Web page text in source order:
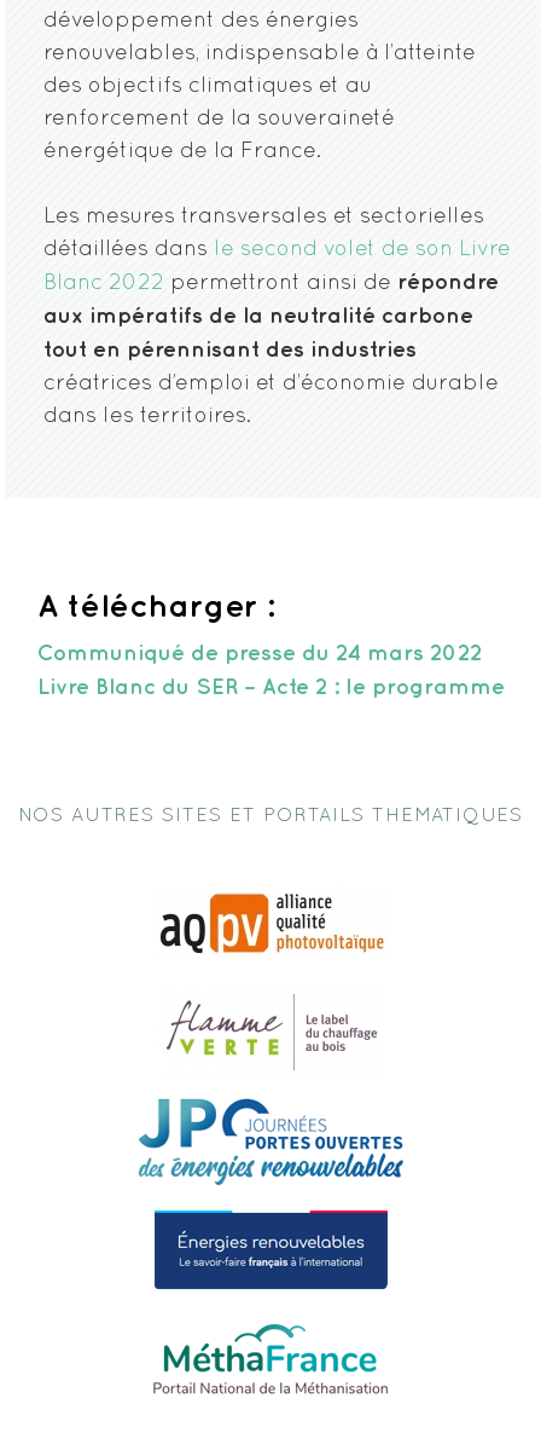
développement des énergies
renouvelables, indispensable à l’atteinte
des objectifs climatiques et au
renforcement de la souveraineté
énergétique de la France.
Les mesures transversales et sectorielles
détaillées dans
le second volet de son Livre
Blanc 2022 permettront ainsi de répondre
aux impératifs de la neutralité carbone
tout en pérennisant des industries
créatrices d’emploi et d’économie durable
dans les territoires.
A télécharger :
Communiqué de presse du 24 mars 2022
Livre Blanc du SER – Acte 2 : le programme
NOS AUTRES SITES ET PORTAILS THEMATIQUES